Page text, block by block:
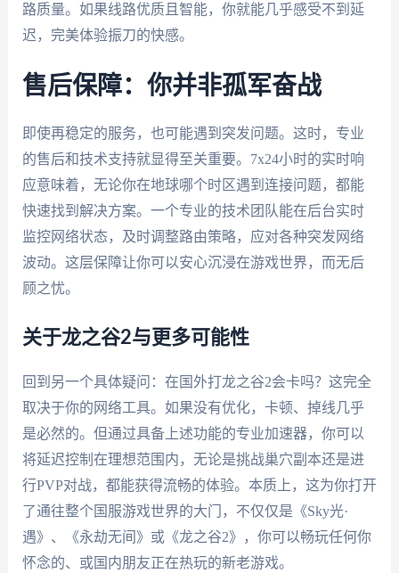
路质量。如果线路优质且智能，你就能几乎感受不到延
迟，完美体验振刀的快感。
售后保障：你并非孤军奋战
即使再稳定的服务，也可能遇到突发问题。这时，专业
的售后和技术支持就显得至关重要。7x24小时的实时响
应意味着，无论你在地球哪个时区遇到连接问题，都能
快速找到解决方案。一个专业的技术团队能在后台实时
监控网络状态，及时调整路由策略，应对各种突发网络
波动。这层保障让你可以安心沉浸在游戏世界，而无后
顾之忧。
关于龙之谷2与更多可能性
回到另一个具体疑问：在国外打龙之谷2会卡吗？这完全
取决于你的网络工具。如果没有优化，卡顿、掉线几乎
是必然的。但通过具备上述功能的专业加速器，你可以
将延迟控制在理想范围内，无论是挑战巢穴副本还是进
行PVP对战，都能获得流畅的体验。本质上，这为你打开
了通往整个国服游戏世界的大门，不仅仅是《Sky光·
遇》、《永劫无间》或《龙之谷2》，你可以畅玩任何你
怀念的、或国内朋友正在热玩的新老游戏。